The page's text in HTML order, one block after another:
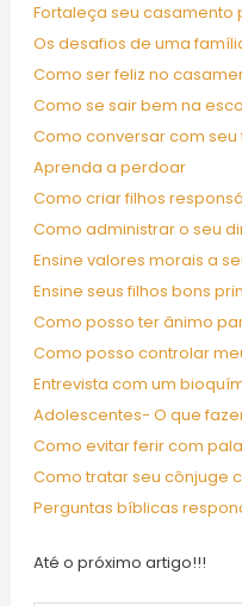
Fortaleça seu
Os desafios de uma
Como ser feliz no
Como se sair bem na
Como conversar com seu
Aprenda a perdoar
Como criar filhos
Como administrar o seu
Ensine valores morais a
Ensine seus filhos bons
Como posso ter ânimo
Como posso controlar
Entrevista com um
Adolescentes- O que
Como evitar ferir com
Como tratar seu cônjuge
Perguntas bíblicas
Até o próximo artigo!!!